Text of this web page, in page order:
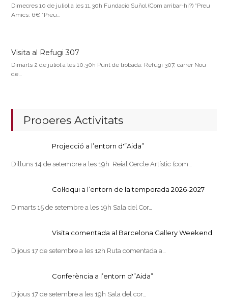
Dimecres 10 de juliol a les 11.30h Fundació Suñol (Com arribar-hi?) *Preu
Amics: 6€ *Preu…
Visita al Refugi 307
Dimarts 2 de juliol a les 10.30h Punt de trobada: Refugi 307, carrer Nou
de…
Properes Activitats
Projecció a l’entorn d'”Aida”
Dilluns 14 de setembre a les 19h Reial Cercle Artístic (com…
Col·loqui a l’entorn de la temporada 2026-2027
Dimarts 15 de setembre a les 19h Sala del Cor…
Visita comentada al Barcelona Gallery Weekend
Dijous 17 de setembre a les 12h Ruta comentada a…
Conferència a l’entorn d'”Aida”
Dijous 17 de setembre a les 19h Sala del cor…